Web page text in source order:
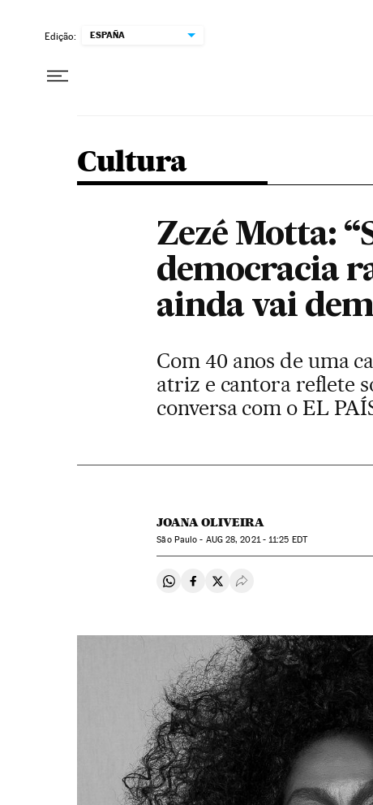
Edição: ESPAÑA
Cultura
Zezé Motta:
democracia
ainda vai
Com 40 anos de uma
atriz e cantora reflete
conversa com o EL
JOANA OLIVEIRA
São Paulo - AUG28, 2021 - 11:25 EDT
Compartir en Whatsapp
Compartir en Facebook
Compartir en Twitter
Desplegar Redes